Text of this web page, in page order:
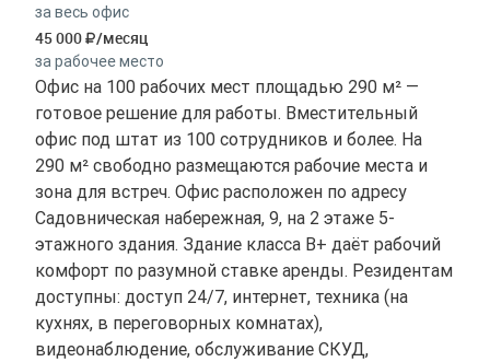
за весь офис
45 000 /месяц
за рабочее место
Офис на 100 рабочих мест площадью 290 м² —
готовое решение для работы. Вместительный
офис под штат из 100 сотрудников и более. На
290 м² свободно размещаются рабочие места и
зона для встреч. Офис расположен по адресу
Садовническая набережная, 9, на 2 этаже 5-
этажного здания. Здание класса B+ даёт рабочий
комфорт по разумной ставке аренды. Резидентам
доступны: доступ 24/7, интернет, техника (на
кухнях, в переговорных комнатах),
видеонаблюдение, обслуживание СКУД,